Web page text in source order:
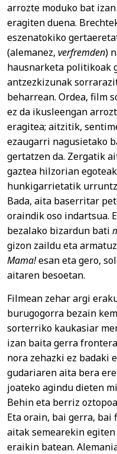
arrozte moduko bat
eragiten duena.
eszenatokiko
(alemanez, verfremden)
hausnarketa politikoak
antzezkizunak
beharrean. Ordea, film
ez da ikusleengan
eragitea; aitzitik,
ezaugarri nagusietako
gertatzen da. Zergatik
gaztea hilzorian
hunkigarrietatik
Bada, aita baserritar
oraindik oso indartsua.
bezalako bizardun bati
gizon zaildu eta
Mama!esan eta gero,
aitaren besoetan.
Filmean zehar argi
burugogorra bezain
sorterriko kaukasiar
izan baita gerra
nora zehazki ez badaki
gudariaren aita bera
joateko agindu dieten
Behin eta berriz
Eta orain, bai gerra,
aitak semearekin
eraikin batean.